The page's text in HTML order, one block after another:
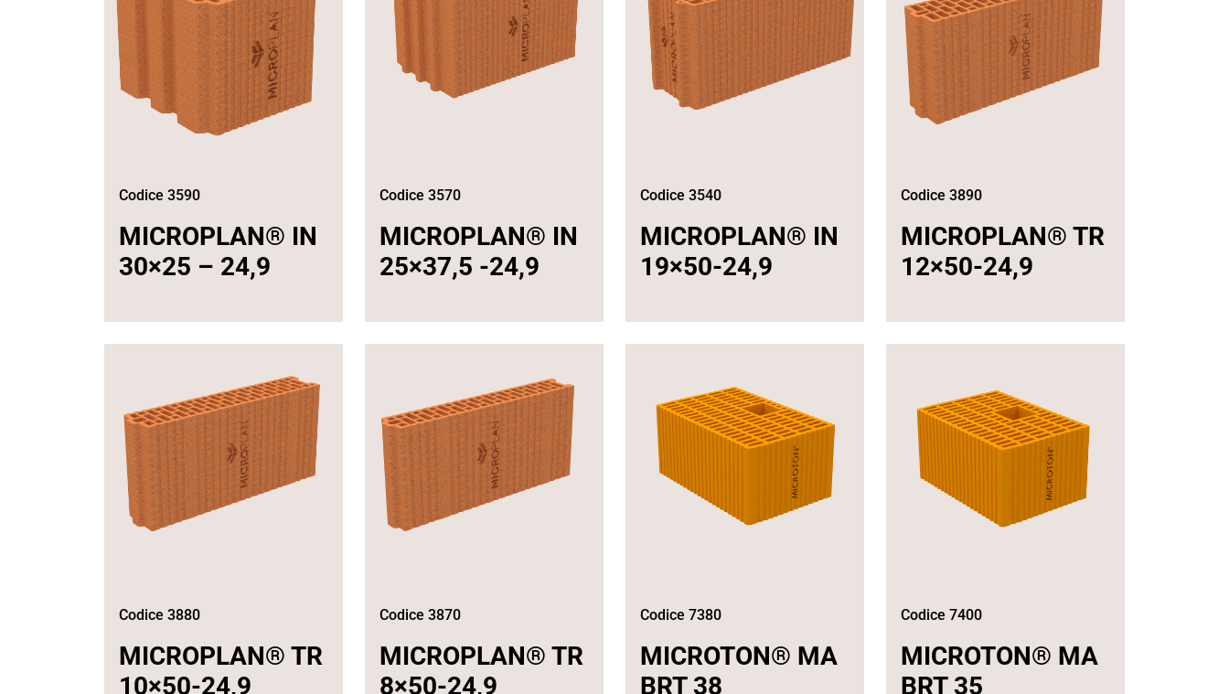
Codice 3590
MICROPLAN® IN
30×25 – 24,9
Codice 3570
MICROPLAN® IN
25×37,5 -24,9
Codice 3540
MICROPLAN® IN
19×50-24,9
Codice 3890
MICROPLAN® TR
12×50-24,9
Codice 3880
MICROPLAN® TR
10×50-24,9
Codice 3870
MICROPLAN® TR
8×50-24,9
Codice 7380
MICROTON® MA
BRT 38
Codice 7400
MICROTON® MA
BRT 35